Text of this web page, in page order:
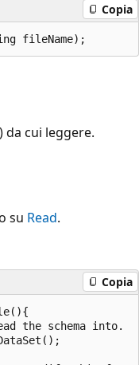
Copia
fileName);
da cui leggere.
su Read.
Copia
the schema into.